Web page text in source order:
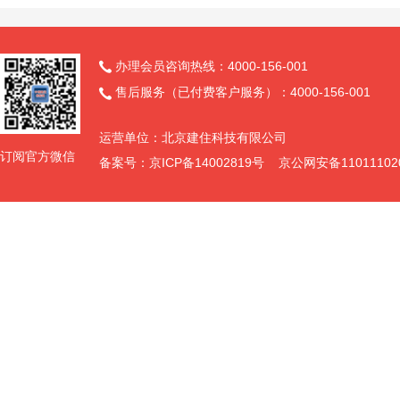
订阅官方微信
 办理会员咨询热线：4000-156-001
 售后服务（已付费客户服务）：4000-156-001
运营单位：北京建住科技有限公司
备案号：京ICP备14002819号 京公网安备